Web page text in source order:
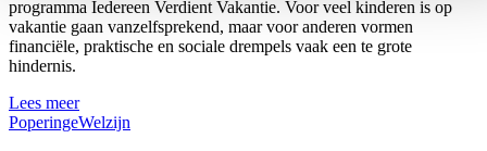
programma Iedereen Verdient Vakantie. Voor veel kinderen is op
vakantie gaan vanzelfsprekend, maar voor anderen vormen
financiële, praktische en sociale drempels vaak een te grote
hindernis.
Lees meer
PoperingeWelzijn